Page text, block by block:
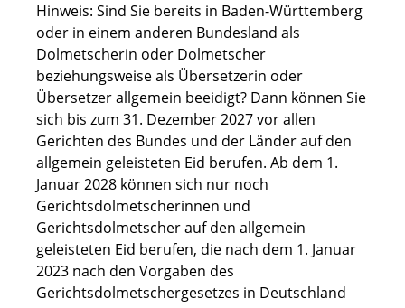
Hinweis: Sind Sie bereits in Baden-Württemberg
oder in einem anderen Bundesland als
Dolmetscherin oder Dolmetscher
beziehungsweise als Übersetzerin oder
Übersetzer allgemein beeidigt? Dann können Sie
sich bis zum 31. Dezember 2027 vor allen
Gerichten des Bundes und der Länder auf den
allgemein geleisteten Eid berufen. Ab dem 1.
Januar 2028 können sich nur noch
Gerichtsdolmetscherinnen und
Gerichtsdolmetscher auf den allgemein
geleisteten Eid berufen, die nach dem 1. Januar
2023 nach den Vorgaben des
Gerichtsdolmetschergesetzes in Deutschland